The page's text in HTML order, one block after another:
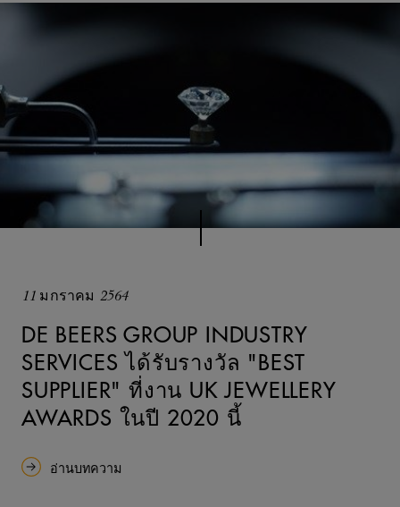
11 มกราคม 2564
DE BEERS GROUP INDUSTRY
SERVICES ได้รับรางวัล "BEST
SUPPLIER" ที่งาน UK JEWELLERY
AWARDS ในปี 2020 นี้
อ่านบทความ